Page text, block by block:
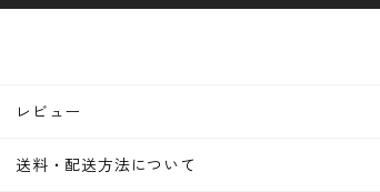
レビュー
送料・配送方法について